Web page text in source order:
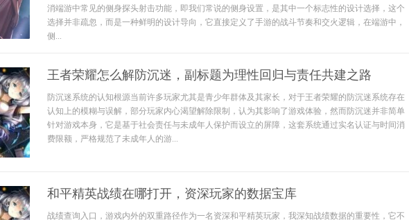
消端游中常见的侧身探头射击功能，即我们常说的侧身设置，是其中一个标志性的设计选择，这个
选择并非疏忽，而是一种鲜明的设计导向，它直接定义了手游的战斗节奏和交火逻辑，在端游中，
侧...
王者荣耀怎么解防沉迷，副标题为理性回归与责任共建之路
防沉迷系统的认知根源当前许多玩家尤其是青少年群体及其家长，对于王者荣耀的防沉迷系统存在
认知上的模糊与误解，部分玩家内心渴望解除限制，认为其影响了游戏体验，然而防沉迷并非简单
针对游戏本身，它是基于社会责任与未成年人保护而设立的屏障，这套系统通过实名认证与时间消
费限额，严格规范了未成年人的游...
和平精英战绩在哪打开，资深玩家的数据宝库
战绩查询入口，游戏内外的双重路径作为一名资深和平精英玩家，我深知战绩数据的重要性，它不